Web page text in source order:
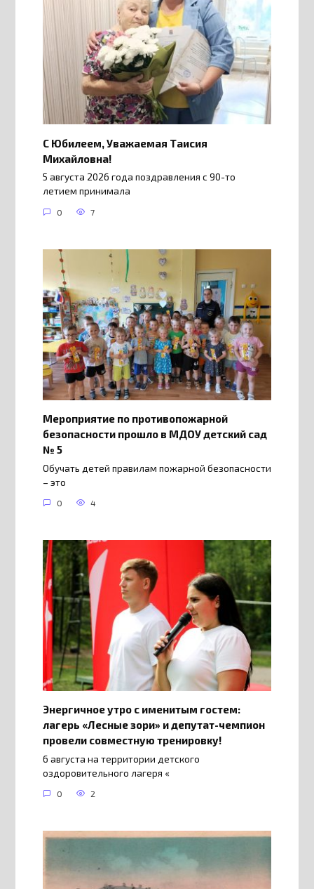
С Юбилеем, Уважаемая Таисия
Михайловна!
5 августа 2026 года поздравления с 90-то
летием принимала
0 7
Мероприятие по противопожарной
безопасности прошло в МДОУ детский сад
№ 5
Обучать детей правилам пожарной безопасности
– это
0 4
Энергичное утро с именитым гостем:
лагерь «Лесные зори» и депутат-чемпион
провели совместную тренировку!
6 августа на территории детского
оздоровительного лагеря «
0 2